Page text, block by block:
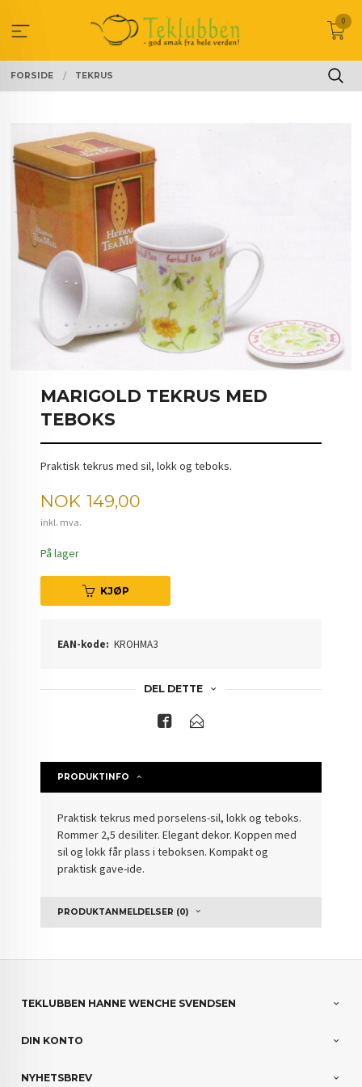
innholdet
0
FORSIDE TEKRUS
MARIGOLD TEKRUS MED
TEBOKS
Praktisk tekrus med sil, lokk og teboks.
Pris
NOK 149,00
inkl. mva.
På lager
KJØP
EAN-kode: KROHMA3
DEL DETTE
PRODUKTINFO
Praktisk tekrus med porselens-sil, lokk og teboks.
Rommer 2,5 desiliter. Elegant dekor. Koppen med
sil og lokk får plass i teboksen. Kompakt og
praktisk gave-ide.
PRODUKTANMELDELSER (0)
TEKLUBBEN HANNE WENCHE SVENDSEN
DIN KONTO
NYHETSBREV